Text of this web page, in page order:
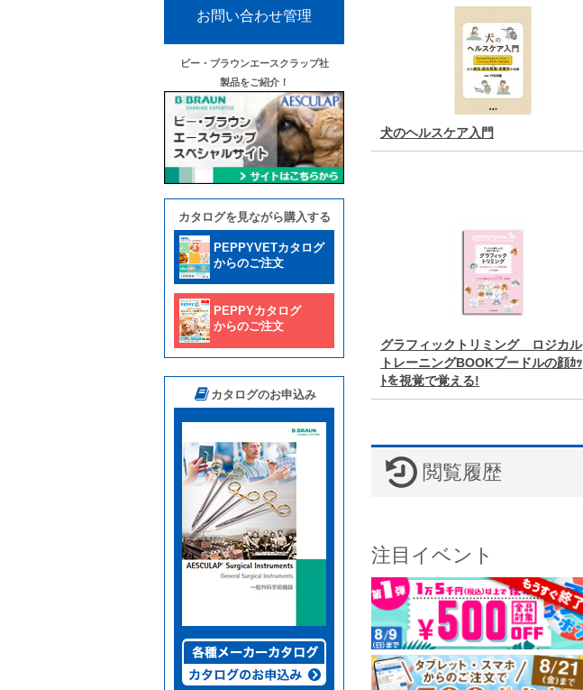
お問い合わせ管理
ビー・ブラウンエースクラップ社
製品をご紹介！
カタログを見ながら購入する
PEPPYVETカタログ
からのご注文
PEPPYカタログ
からのご注文
カタログのお申込み
犬のヘルスケア入門
グラフィックトリミング ロジカル
トレーニングBOOKプードルの顔ｶｯ
ﾄを視覚で覚える!
閲覧履歴
注目イベント